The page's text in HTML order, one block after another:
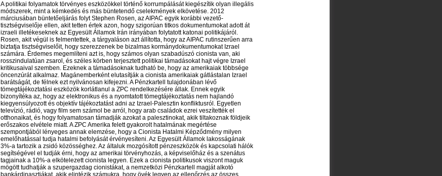
A politikai folyamatok törvényes eszközökkel történő korrumpálását kiegészítik olyan illegális
módszerek, mint a kémkedés és más büntetendő cselekmények elkövetése. 2012
márciusában büntetőeljárás folyt Stephen Rosen, az AIPAC egyik korábbi vezető-
tisztségviselője ellen, akit tetten értek azon, hogy szigorúan titkos dokumentumokat adott át
izraeli illetékeseknek az Egyesült Államok Irán irányában folytatott katonai politikájáról.
Rosen, akit végül is felmentettek, a tárgyaláson azt állította, hogy az AIPAC rutinszerűen arra
biztatja tisztségviselőit, hogy szerezzenek be bizalmas kormánydokumentumokat Izrael
számára. Érdemes megemlíteni azt is, hogy számos olyan szabadúszó cionista van, aki
rosszindulatúan zsarol, és széles körben terjesztett politikai támadásokat hajt végre Izrael
kritikusaival szemben. Ezeknek a támadásoknak tudható be, hogy az amerikaiak többsége
öncenzúrát alkalmaz. Magánemberként elutasítják a cionista amerikaiak gátlástalan Izrael
barátságát, de félnek ezt nyilvánosan kifejezni. A Pénzkartell tulajdonában lévő
tömegtájékoztatási eszközök korlátlanul a ZPC rendelkezésére állak. Ennek egyik
bizonyítéka az, hogy az elektronikus és a nyomtatott tömegtájékoztatás nem hajlandó
kiegyensúlyozott és objektív tájékoztatást adni az Izrael-Palesztin konfliktusról. Egyetlen
televízió, rádió, vagy film sem számol be arról, hogy arab családok ezrei veszítették el
otthonaikat, és hogy folyamatosan támadják azokat a palesztinokat, akik tiltakoznak földjeik
erőszakos elvétele miatt. A ZPC Amerika felett gyakorolt hatalmának megértése
szempontjából lényeges annak elemzése, hogy a Cionista Hatalmi Képződmény milyen
emelőhatással tudja hatalmi befolyását érvényesíteni. Az Egyesült Államok lakosságának
3%-a tartozik a zsidó közösséghez. Az általuk mozgósított pénzeszközök és kapcsolati hálók
segítségével el tudják érni, hogy az amerikai törvényhozás, a képviselőház és a szenátus
tagjainak a 10%-a elkötelezett cionista legyen. Ezek a cionista politikusok viszont maguk
mögött tudhatják a szupergazdag cionistákat, a nemzetközi Pénzkartell magját alkotó
bankárdinasztiákat, akik elintézik számukra, hogy övék legyen az ellenőrzés az összes